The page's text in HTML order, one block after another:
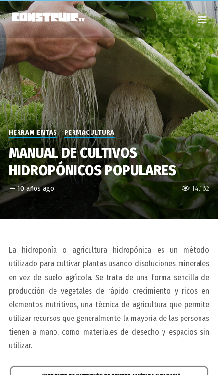
14.162
HERRAMIENTAS PERMACULTURA
MANUAL DE CULTIVOS
HIDROPÓNICOS POPULARES
— 10 años ago
La hidroponía o agricultura hidropónica es un método
utilizado para cultivar plantas usando disoluciones minerales
en vez de suelo agrícola. Se trata de una forma sencilla de
producción de vegetales de rápido crecimiento y ricos en
elementos nutritivos, una técnica de agricultura que permite
utilizar recursos que generalmente la mayoría de las personas
tienen a mano, como materiales de desecho y espacios sin
utilizar.